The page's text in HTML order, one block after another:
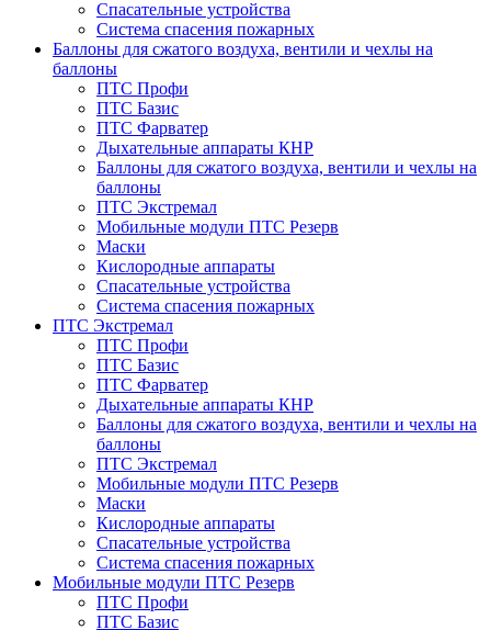
Спасательные устройства
Система спасения пожарных
Баллоны для сжатого воздуха, вентили и чехлы на
баллоны
ПТС Профи
ПТС Базис
ПТС Фарватер
Дыхательные аппараты КНР
Баллоны для сжатого воздуха, вентили и чехлы на
баллоны
ПТС Экстремал
Мобильные модули ПТС Резерв
Маски
Кислородные аппараты
Спасательные устройства
Система спасения пожарных
ПТС Экстремал
ПТС Профи
ПТС Базис
ПТС Фарватер
Дыхательные аппараты КНР
Баллоны для сжатого воздуха, вентили и чехлы на
баллоны
ПТС Экстремал
Мобильные модули ПТС Резерв
Маски
Кислородные аппараты
Спасательные устройства
Система спасения пожарных
Мобильные модули ПТС Резерв
ПТС Профи
ПТС Базис